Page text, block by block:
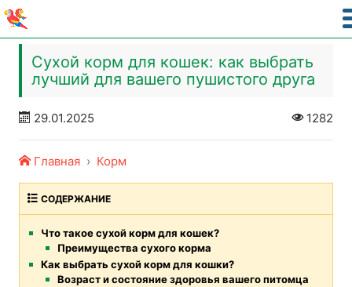
Сухой корм для кошек: как выбрать
лучший для вашего пушистого друга
29.01.2025 1282
Главная Корм
СОДЕРЖАНИЕ
Что такое сухой корм для кошек?
Преимущества сухого корма
Как выбрать сухой корм для кошки?
Возраст и состояние здоровья вашего питомца